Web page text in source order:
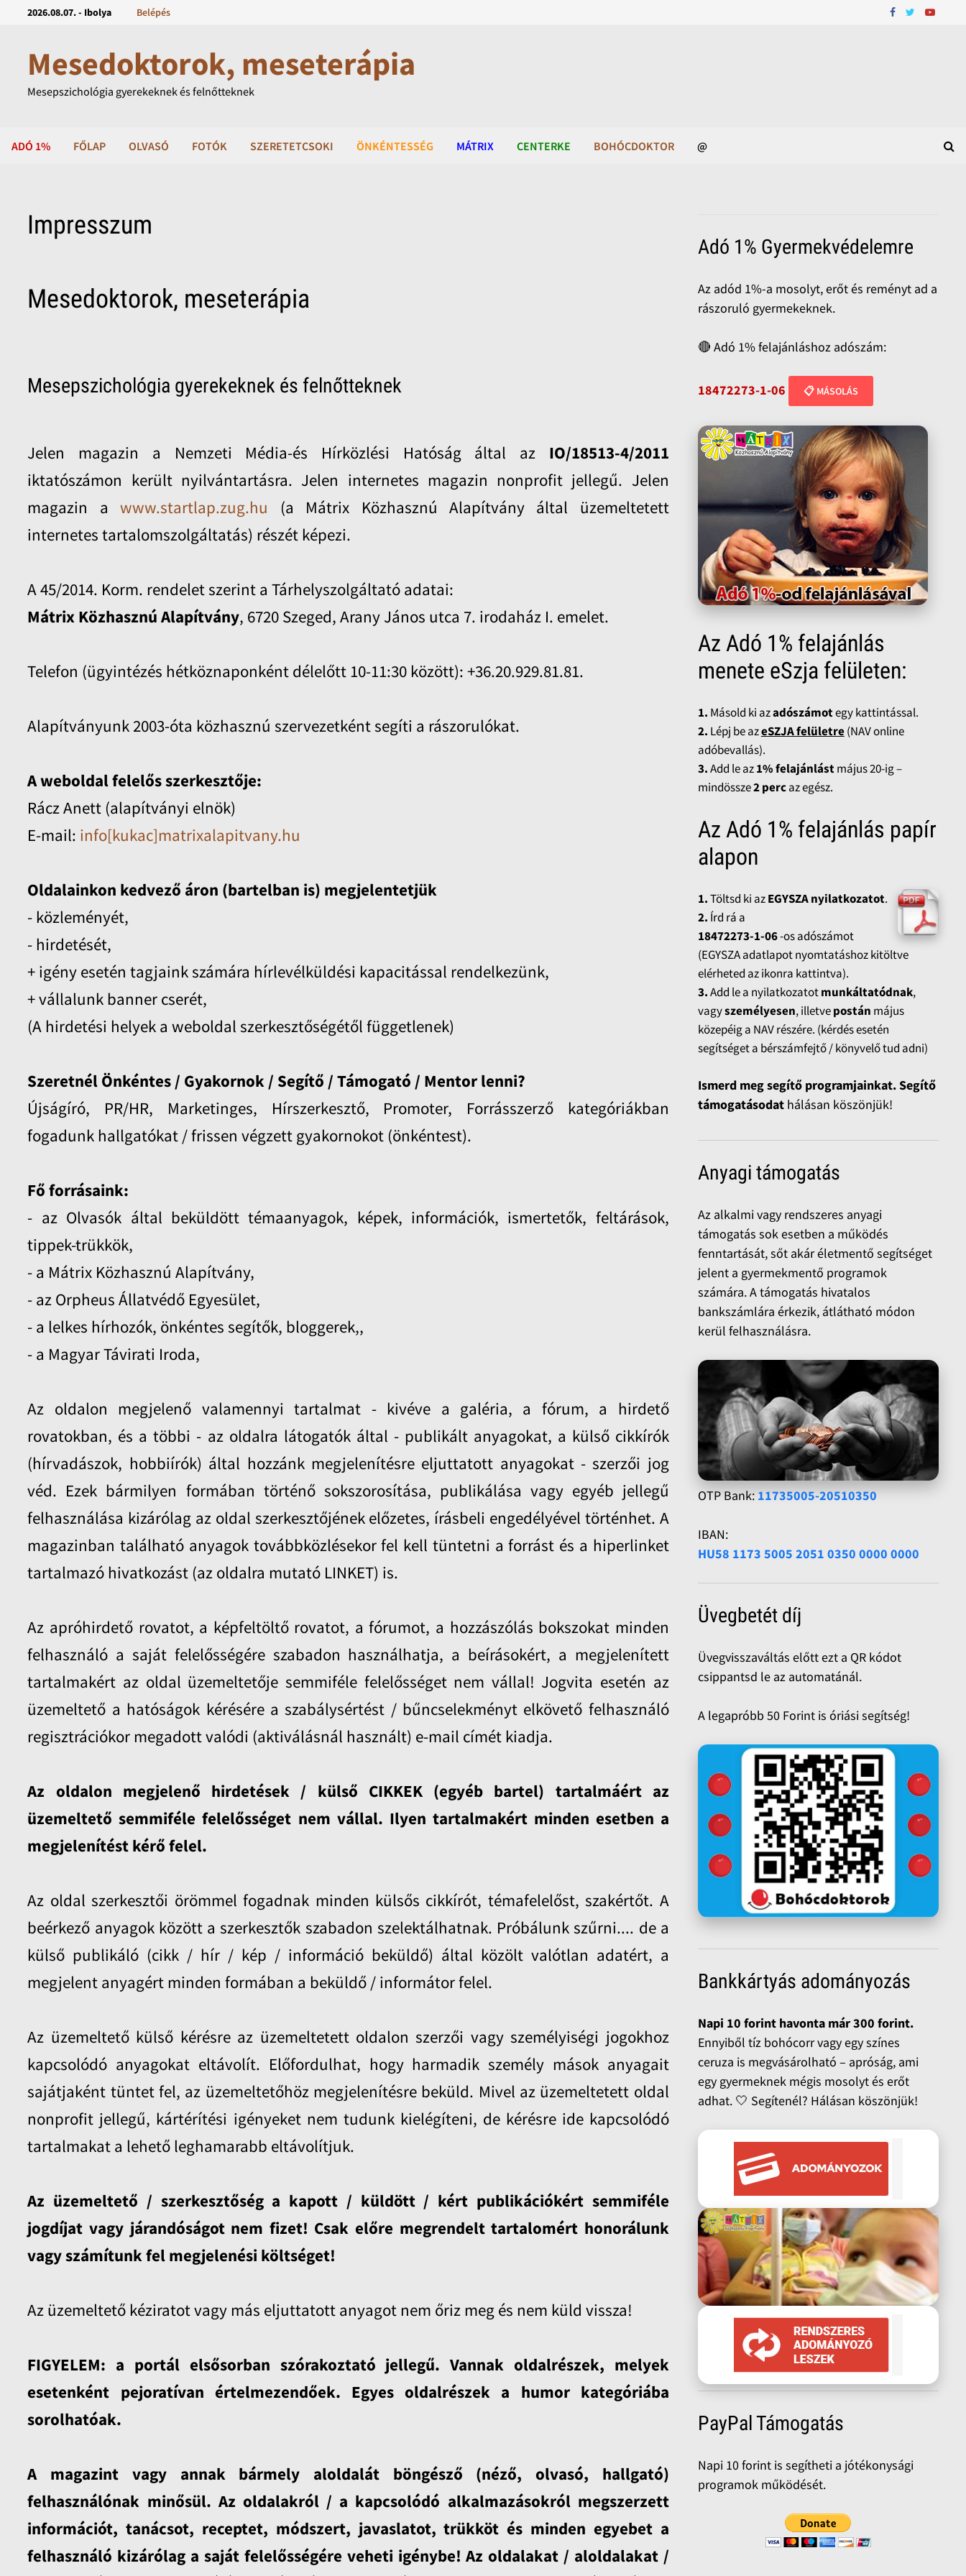
2026.08.07. - Ibolya Belépés
Mesedoktorok, meseterápia
Mesepszichológia gyerekeknek és felnőtteknek
ADÓ 1% FŐLAP OLVASÓ FOTÓK SZERETETCSOKI ÖNKÉNTESSÉG MÁTRIX CENTERKE BOHÓCDOKTOR @
Impresszum
Mesedoktorok, meseterápia
Mesepszichológia gyerekeknek és felnőtteknek
Jelen magazin a Nemzeti Média-és Hírközlési Hatóság által az IO/18513-4/2011
iktatószámon került nyilvántartásra. Jelen internetes magazin nonprofit jellegű. Jelen
magazin awww.startlap.zug.hu (a Mátrix Közhasznú Alapítvány által üzemeltetett
internetes tartalomszolgáltatás) részét képezi.
A 45/2014. Korm. rendelet szerint a Tárhelyszolgáltató adatai:
Mátrix Közhasznú Alapítvány, 6720 Szeged, Arany János utca 7. irodaház I. emelet.
Telefon (ügyintézés hétköznaponként délelőtt 10-11:30 között): +36.20.929.81.81.
Alapítványunk 2003-óta közhasznú szervezetként segíti a rászorulókat.
A weboldal felelős szerkesztője:
Rácz Anett (alapítványi elnök)
E-mail: info[kukac]matrixalapitvany.hu
Oldalainkon kedvező áron (bartelban is) megjelentetjük
- közleményét,
- hirdetését,
+ igény esetén tagjaink számára hírlevélküldési kapacitással rendelkezünk,
+ vállalunk banner cserét,
(A hirdetési helyek a weboldal szerkesztőségétől függetlenek)
Szeretnél Önkéntes / Gyakornok / Segítő / Támogató / Mentor lenni?
Újságíró, PR/HR, Marketinges, Hírszerkesztő, Promoter, Forrásszerző kategóriákban
fogadunk hallgatókat / frissen végzett gyakornokot (önkéntest).
Fő forrásaink:
- az Olvasók által beküldött témaanyagok, képek, információk, ismertetők, feltárások,
tippek-trükkök,
- a Mátrix Közhasznú Alapítvány,
- az Orpheus Állatvédő Egyesület,
- a lelkes hírhozók, önkéntes segítők, bloggerek,,
- a Magyar Távirati Iroda,
Az oldalon megjelenő valamennyi tartalmat - kivéve a galéria, a fórum, a hirdető
rovatokban, és a többi - az oldalra látogatók által - publikált anyagokat, a külső cikkírók
(hírvadászok, hobbiírók) által hozzánk megjelenítésre eljuttatott anyagokat - szerzői jog
véd. Ezek bármilyen formában történő sokszorosítása, publikálása vagy egyéb jellegű
felhasználása kizárólag az oldal szerkesztőjének előzetes, írásbeli engedélyével történhet. A
magazinban található anyagok továbbközlésekor fel kell tüntetni a forrást és a hiperlinket
tartalmazó hivatkozást (az oldalra mutató LINKET) is.
Az apróhirdető rovatot, a képfeltöltő rovatot, a fórumot, a hozzászólás bokszokat minden
felhasználó a saját felelősségére szabadon használhatja, a beírásokért, a megjelenített
tartalmakért az oldal üzemeltetője semmiféle felelősséget nem vállal! Jogvita esetén az
üzemeltető a hatóságok kérésére a szabálysértést / bűncselekményt elkövető felhasználó
regisztrációkor megadott valódi (aktiválásnál használt) e-mail címét kiadja.
Az oldalon megjelenő hirdetések / külső CIKKEK (egyéb bartel) tartalmáért az
üzemeltető semmiféle felelősséget nem vállal. Ilyen tartalmakért minden esetben a
megjelenítést kérő felel.
Az oldal szerkesztői örömmel fogadnak minden külsős cikkírót, témafelelőst, szakértőt. A
beérkező anyagok között a szerkesztők szabadon szelektálhatnak. Próbálunk szűrni.... de a
külső publikáló (cikk / hír / kép / információ beküldő) által közölt valótlan adatért, a
megjelent anyagért minden formában a beküldő / informátor felel.
Az üzemeltető külső kérésre az üzemeltetett oldalon szerzői vagy személyiségi jogokhoz
kapcsolódó anyagokat eltávolít. Előfordulhat, hogy harmadik személy mások anyagait
sajátjaként tüntet fel, az üzemeltetőhöz megjelenítésre beküld. Mivel az üzemeltetett oldal
nonprofit jellegű, kártérítési igényeket nem tudunk kielégíteni, de kérésre ide kapcsolódó
tartalmakat a lehető leghamarabb eltávolítjuk.
Az üzemeltető / szerkesztőség a kapott / küldött / kért publikációkért semmiféle
jogdíjat vagy járandóságot nem fizet! Csak előre megrendelt tartalomért honorálunk
vagy számítunk fel megjelenési költséget!
Az üzemeltető kéziratot vagy más eljuttatott anyagot nem őriz meg és nem küld vissza!
FIGYELEM: a portál elsősorban szórakoztató jellegű. Vannak oldalrészek, melyek
esetenként pejoratívan értelmezendőek. Egyes oldalrészek a humor kategóriába
sorolhatóak.
A magazint vagy annak bármely aloldalát böngésző (néző, olvasó, hallgató)
felhasználónak minősül. Az oldalakról / a kapcsolódó alkalmazásokról megszerzett
információt, tanácsot, receptet, módszert, javaslatot, trükköt és minden egyebet a
felhasználó kizárólag a saját felelősségére veheti igénybe! Az oldalakat / aloldalakat /
Adó 1% Gyermekvédelemre
Az adód 1%-a mosolyt, erőt és reményt ad a
rászoruló gyermekeknek.
🔴 Adó 1% felajánláshoz adószám:
18472273-1-06 📋 MÁSOLÁS
Az Adó 1% felajánlás
menete eSzja felületen:
1. Másold ki azadószámotegy kattintással.
2. Lépj be azeSZJA felületre(NAV online
adóbevallás).
3.Add le az1% felajánlástmájus 20-ig –
mindössze2 percaz egész.
Az Adó 1% felajánlás papír
alapon
1.Töltsd ki azEGYSZA nyilatkozatot.
2. Írd rá a
18472273-1-06-os adószámot
(EGYSZA adatlapot nyomtatáshoz kitöltve
elérheted az ikonra kattintva).
3.Add le a nyilatkozatotmunkáltatódnak,
vagyszemélyesen, illetvepostán május
közepéig a NAV részére. (kérdés esetén
segítséget a bérszámfejtő / könyvelő tud adni)
Ismerd meg segítő programjainkat. Segítő
támogatásodat hálásan köszönjük!
Anyagi támogatás
Az alkalmi vagy rendszeres anyagi
támogatás sok esetben a működés
fenntartását, sőt akár életmentő segítséget
jelent a gyermekmentő programok
számára. A támogatás hivatalos
bankszámlára érkezik, átlátható módon
kerül felhasználásra.
OTP Bank: 11735005-20510350
IBAN:
HU58 1173 5005 2051 0350 0000 0000
Üvegbetét díj
Üvegvisszaváltás előtt ezt a QR kódot
csippantsd le az automatánál.
A legapróbb 50 Forint is óriási segítség!
Bankkártyás adományozás
Napi 10 forint havonta már 300 forint.
Ennyiből tíz bohócorr vagy egy színes
ceruza is megvásárolható – apróság, ami
egy gyermeknek mégis mosolyt és erőt
adhat. 🤍 Segítenél? Hálásan köszönjük!
PayPal Támogatás
Napi 10 forint is segítheti a jótékonysági
programok működését.